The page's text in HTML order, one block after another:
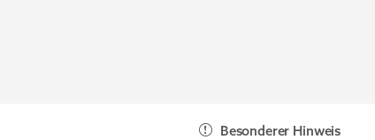
Besonderer Hinweis